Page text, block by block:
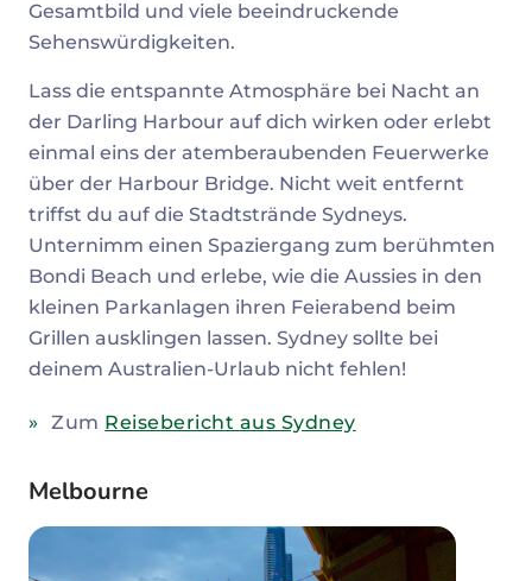
Gesamtbild und viele beeindruckende
Sehenswürdigkeiten.
Lass die entspannte Atmosphäre bei Nacht an
der Darling Harbour auf dich wirken oder erlebt
einmal eins der atemberaubenden Feuerwerke
über der Harbour Bridge. Nicht weit entfernt
triffst du auf die Stadtstrände Sydneys.
Unternimm einen Spaziergang zum berühmten
Bondi Beach und erlebe, wie die Aussies in den
kleinen Parkanlagen ihren Feierabend beim
Grillen ausklingen lassen. Sydney sollte bei
deinem Australien-Urlaub nicht fehlen!
Zum Reisebericht aus Sydney
Melbourne